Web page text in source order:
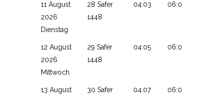
11 August
2026
Dienstag
28 Safer
1448
04:03 06:02
12 August
2026
Mittwoch
29 Safer
1448
04:05 06:03
13 August
30 Safer
04:07 06:04